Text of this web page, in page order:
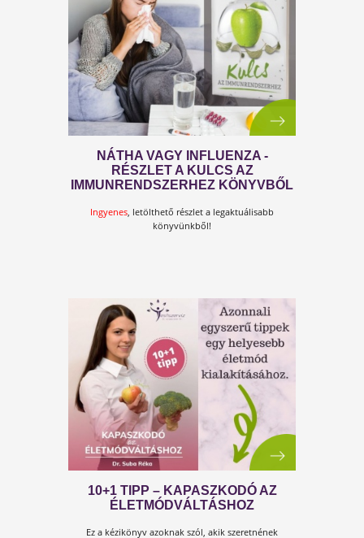
10+1 EGYSZERŰ LÉPÉS AZ
Az életmódváltásnak nem kell macerásnak lennie,